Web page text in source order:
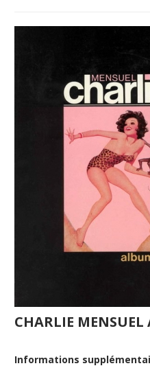
CHARLIE MENSUEL
Informations